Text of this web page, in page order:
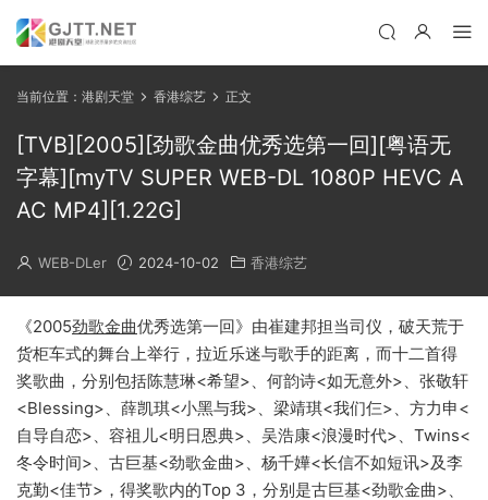
当前位置： 港剧天堂 香港综艺 正文
[TVB][2005][劲歌金曲优秀选第一回][粤语无
字幕][myTV SUPER WEB-DL 1080P HEVC A
AC MP4][1.22G]
WEB-DLer 2024-10-02 香港综艺
《2005劲歌金曲优秀选第一回》由崔建邦担当司仪，破天荒于
货柜车式的舞台上举行，拉近乐迷与歌手的距离，而十二首得
奖歌曲，分别包括陈慧琳<希望>、何韵诗<如无意外>、张敬轩
<Blessing>、薛凯琪<小黑与我>、梁靖琪<我们仨>、方力申<
自导自恋>、容祖儿<明日恩典>、吴浩康<浪漫时代>、Twins<
冬令时间>、古巨基<劲歌金曲>、杨千嬅<长信不如短讯>及李
克勤<佳节>，得奖歌内的Top 3，分别是古巨基<劲歌金曲>、